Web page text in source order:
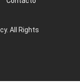
All Rights